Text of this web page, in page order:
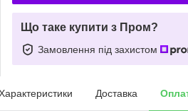
Що таке купити з Пром?
Замовлення під захистом
Доставка